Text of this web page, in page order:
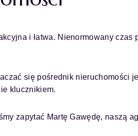
i łatwa. Nienormowany czas
się pośrednik nieruchomości
klucznikiem.
zapytać Martę Gawędę, naszą